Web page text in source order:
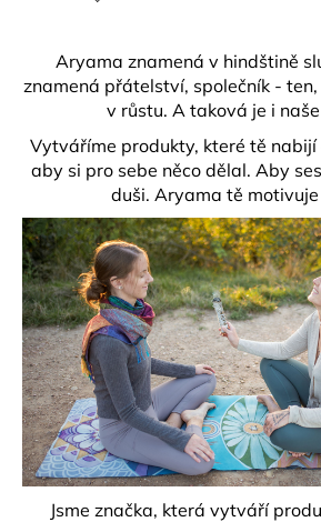
Aryama znamená v hindštině
znamená přátelství, společník -
v růstu. A taková je i
Vytváříme produkty, které tě
aby si pro sebe něco dělal. Aby
duši. Aryama tě motivuje
Jsme značka, která vytváří